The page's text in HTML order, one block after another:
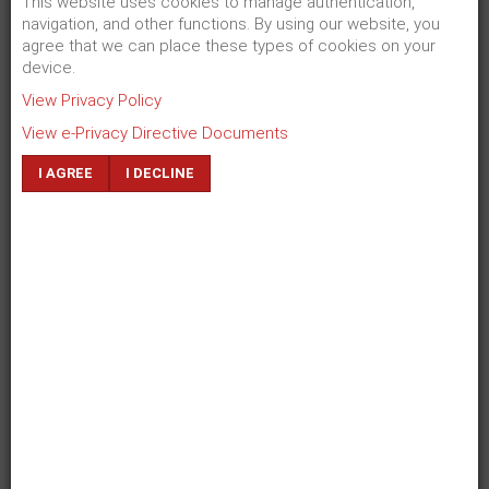
Zuletzt aktualisiert:19. April 2024 Zugriffe:69270
Förderkreis Hélène de Beauvoir e.V.
navigation, and other functions. By using our website, you
agree that we can place these types of cookies on your
device.
View Privacy Policy
View e-Privacy Directive Documents
I AGREE I DECLINE